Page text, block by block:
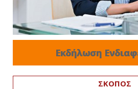
Εκδήλωση
ΣΚΟΠΟΣ